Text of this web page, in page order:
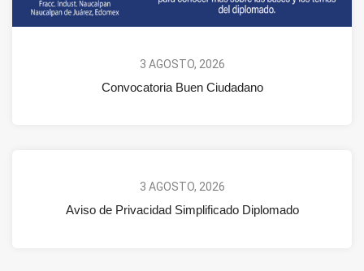
3 AGOSTO, 2026
Convocatoria Buen Ciudadano
3 AGOSTO, 2026
Aviso de Privacidad Simplificado Diplomado